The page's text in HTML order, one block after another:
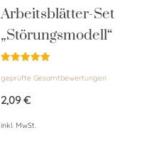
Arbeitsblätter-Set
„Störungsmodell“
mit
von 5
geprüfte Gesamtbewertungen
2,09€
inkl. MwSt.